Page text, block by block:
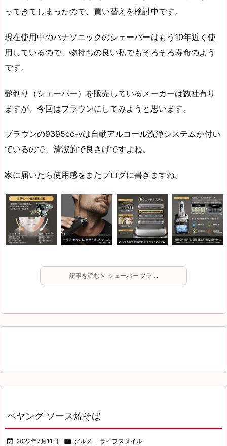
ってきてしまったので、買い替えを検討中です。
現在使用中のパナソニックのシェーバーはもう10年近く使
用しているので、物持ちの良い私でもそろそろ寿命のよう
です。
髭剃り（シェーバー）を販売しているメーカーは数社有り
ますが、今回はブラウンにしてみようと思います。
ブラウンの9395cc-vは自動アルコール洗浄システムが付い
ているので、清潔的で良さげですよね。
家に届いたら使用感をまたブログに書きますね。
記事を読む シェーバー ブラ ...
ペヤング ソース焼そば
 2022年7月11日  グルメ , ライフスタイル